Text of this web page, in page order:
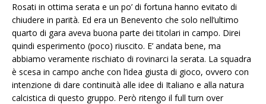
Rosati in ottima serata e un po’ di fortuna hanno evitato di
chiudere in parità. Ed era un Benevento che solo nell’ultimo
quarto di gara aveva buona parte dei titolari in campo. Direi
quindi esperimento (poco) riuscito. E’ andata bene, ma
abbiamo veramente rischiato di rovinarci la serata. La squadra
è scesa in campo anche con l’idea giusta di gioco, ovvero con
intenzione di dare continuità alle idee di Italiano e alla natura
calcistica di questo gruppo. Però ritengo il full turn over